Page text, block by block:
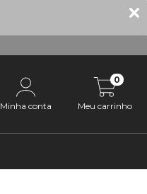
Minha conta Meu carrinho
0